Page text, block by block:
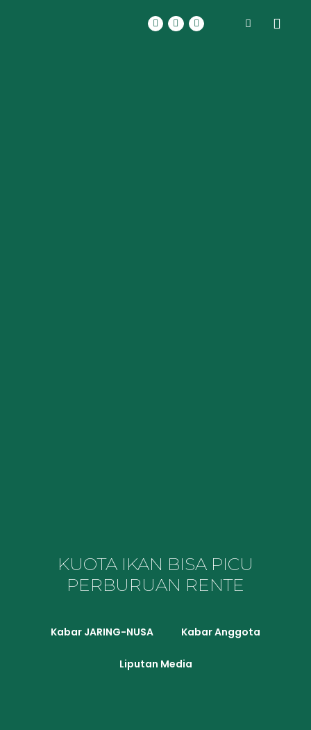
KUOTA IKAN BISA PICU
PERBURUAN RENTE
Kabar JARING-NUSA Kabar Anggota
Liputan Media